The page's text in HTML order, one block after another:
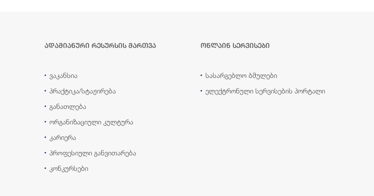
ადამიანური რესურსის მართვა
ვაკანსია
პრაქტიკა/სტაჟირება
განათლება
ორგანიზაციული კულტურა
კარიერა
პროფესიული განვითარება
კონკურსები
ონლაინ სერვისები
სასარგებლო ბმულები
ელექტრონული სერვისების პორტალი